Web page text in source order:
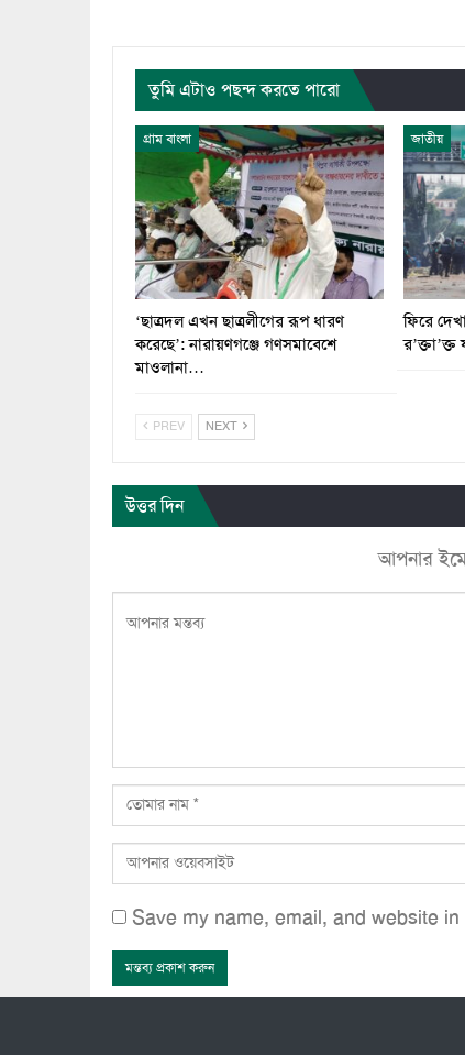
তুমি এটাও পছন্দ করতে পারো
গ্রাম বাংলা
‘ছাত্রদল এখন ছাত্রলীগের রূপ ধারণ
করেছে’: নারায়ণগঞ্জে গণসমাবেশে
মাওলানা…
জাতীয়
ফিরে
র’ক্তা’ক্ত
PREV NEXT
উত্তর দিন
আপনার
Save my name, email, and website